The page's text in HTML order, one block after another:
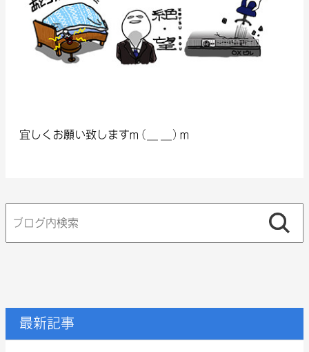
宜しくお願い致しますm(_ _)m
最新記事